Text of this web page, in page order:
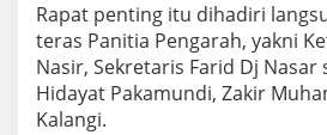
Rapat penting itu dihadiri
teras Panitia Pengarah, yakni
Nasir, Sekretaris Farid Dj Nasar
Hidayat Pakamundi, Zakir
Kalangi.